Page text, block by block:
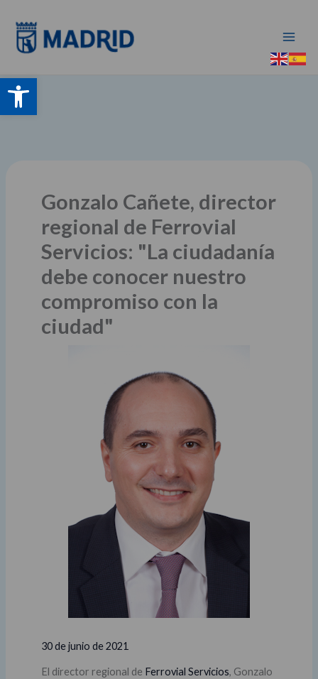
Abrir barra de herramientas
contenido
Gonzalo Cañete, director
regional de Ferrovial
Servicios: "La ciudadanía
debe conocer nuestro
compromiso con la
ciudad"
30 de junio de 2021
El director regional de Ferrovial Servicios, Gonzalo